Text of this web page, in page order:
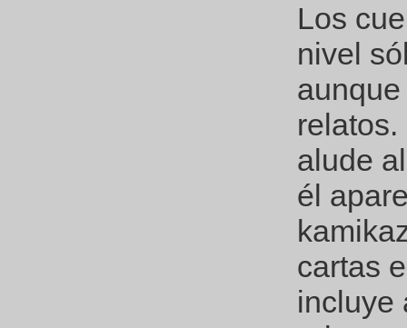
Los
nivel
alude
él
cartas
incluye